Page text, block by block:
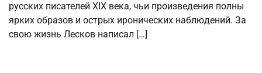
русских писателей XIX века, чьи произведения полны
ярких образов и острых иронических наблюдений. За
свою жизнь Лесков написал […]